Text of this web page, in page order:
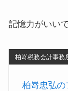
記憶力がいい
柏嵜税務会計事務
柏嵜忠弘